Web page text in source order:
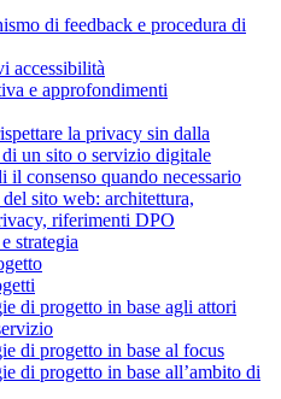
di feedback e procedura di
accessibilità
e approfondimenti
la privacy sin dalla
un sito o servizio digitale
il consenso quando necessario
sito web: architettura,
riferimenti DPO
strategia
di progetto in base agli attori
di progetto in base al focus
di progetto in base all’ambito di